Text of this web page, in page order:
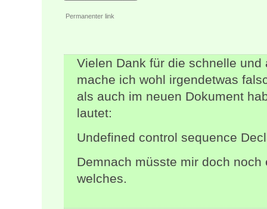
Permanenter link
Vielen Dank für die schnelle
mache ich wohl irgendetwas
als auch im neuen Dokument
lautet:
Undefined control sequence
Demnach müsste mir doch
welches.